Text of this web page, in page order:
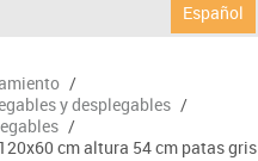
Español
/
y desplegables /
/
cm altura 54 cm patas gris